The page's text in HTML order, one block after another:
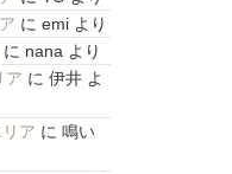
に emiより
に nana より
ア に 伊井よ
ア に 鳴い